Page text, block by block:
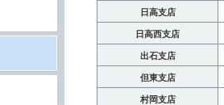
日高支店
日高西支店
出石支店
但東支店
村岡支店